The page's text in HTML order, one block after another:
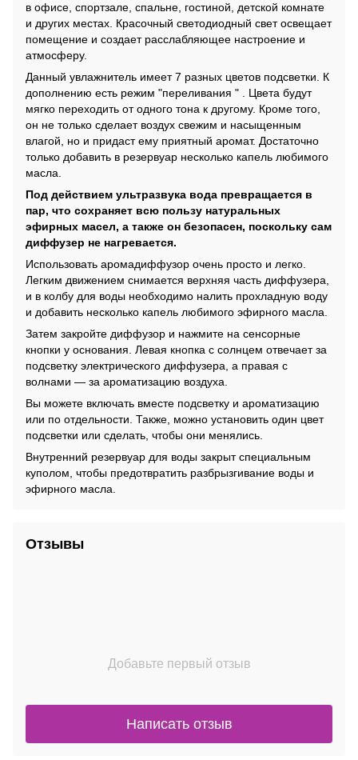
в офисе, спортзале, спальне, гостиной, детской комнате
и других местах. Красочный светодиодный свет освещает
помещение и создает расслабляющее настроение и
атмосферу.
Данный увлажнитель имеет 7 разных цветов подсветки. К
дополнению есть режим "переливания " . Цвета будут
мягко переходить от одного тона к другому. Кроме того,
он не только сделает воздух свежим и насыщенным
влагой, но и придаст ему приятный аромат. Достаточно
только добавить в резервуар несколько капель любимого
масла.
Под действием ультразвука вода превращается в
пар, что сохраняет всю пользу натуральных
эфирных масел, а также он безопасен, поскольку сам
диффузер не нагревается.
Использовать аромадиффузор очень просто и легко.
Легким движением снимается верхняя часть диффузера,
и в колбу для воды необходимо налить прохладную воду
и добавить несколько капель любимого эфирного масла.
Затем закройте диффузор и нажмите на сенсорные
кнопки у основания. Левая кнопка с солнцем отвечает за
подсветку электрического диффузера, а правая с
волнами — за ароматизацию воздуха.
Вы можете включать вместе подсветку и ароматизацию
или по отдельности. Также, можно установить один цвет
подсветки или сделать, чтобы они менялись.
Внутренний резервуар для воды закрыт специальным
куполом, чтобы предотвратить разбрызгивание воды и
эфирного масла.
Отзывы
Добавьте первый отзыв
Написать отзыв